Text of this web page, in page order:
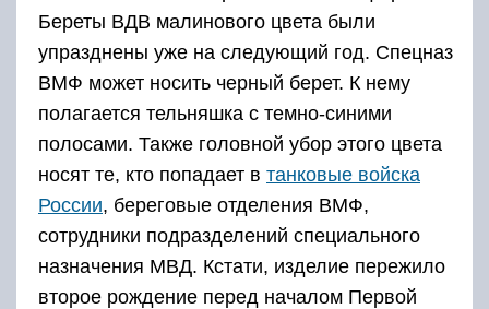
Береты ВДВ малинового цвета были
упразднены уже на следующий год. Спецназ
ВМФ может носить черный берет. К нему
полагается тельняшка с темно-синими
полосами. Также головной убор этого цвета
носят те, кто попадает в танковые войска
России, береговые отделения ВМФ,
сотрудники подразделений специального
назначения МВД. Кстати, изделие пережило
второе рождение перед началом Первой